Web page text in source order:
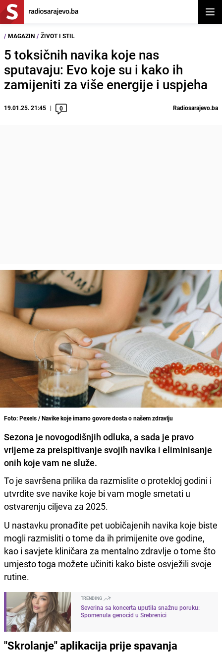
/ MAGAZIN / ŽIVOT I STIL
5 toksičnih navika koje nas
sputavaju: Evo koje su i kako ih
zamijeniti za više energije i uspjeha
19.01.25. 21:45 0 Radiosarajevo.ba
Foto: Pexels / Navike koje imamo govore dosta o našem zdravlju
Sezona je novogodišnjih odluka, a sada je pravo
vrijeme za preispitivanje svojih navika i eliminisanje
onih koje vam ne služe.
To je savršena prilika da razmislite o protekloj godini i
utvrdite sve navike koje bi vam mogle smetati u
ostvarenju ciljeva za 2025.
U nastavku pronađite pet uobičajenih navika koje biste
mogli razmisliti o tome da ih primijenite ove godine,
kao i savjete kliničara za mentalno zdravlje o tome što
umjesto toga možete učiniti kako biste osvježili svoje
rutine.
TRENDING
Severina sa koncerta uputila snažnu poruku:
Spomenula genocid u Srebrenici
"Skrolanje" aplikacija prije spavanja